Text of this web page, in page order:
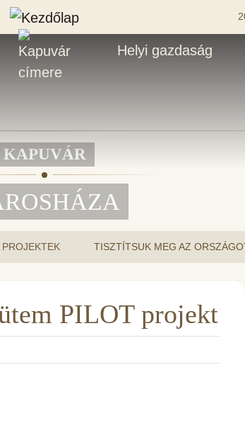
Helyi gazdaság
KAPUVÁR
PROJEKTEK TISZTÍTSUK MEG AZ
PILOT projekt